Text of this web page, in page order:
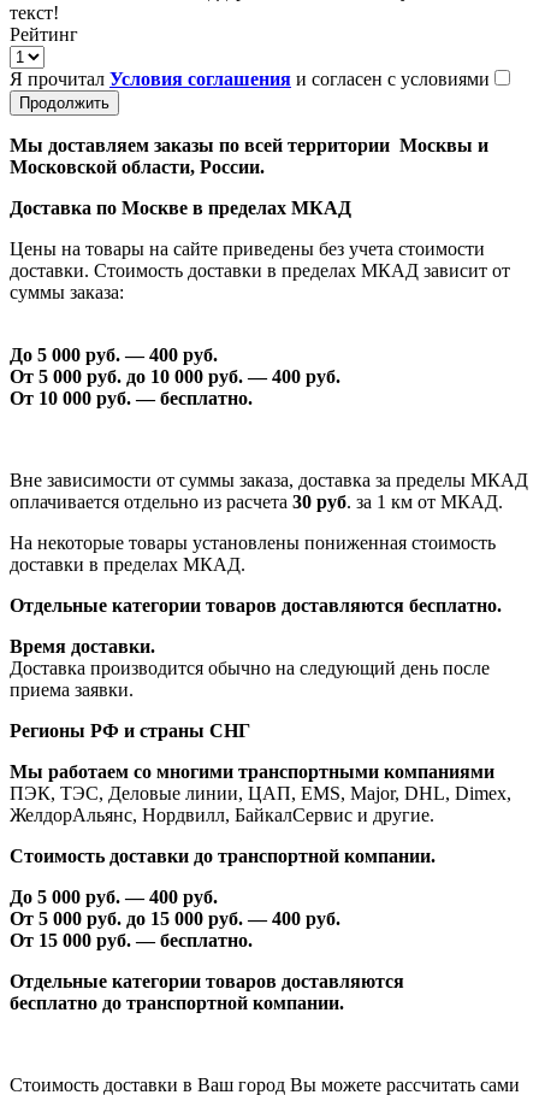
текст!
Рейтинг
Я прочитал Условия соглашения и согласен с условиями
Продолжить
Мы доставляем заказы по всей территории Москвы и
Московской области, России.
Доставка по Москве в пределах МКАД
Цены на товары на сайте приведены без учета стоимости
доставки. Стоимость доставки в пределах МКАД зависит от
суммы заказа:
До 5 000 руб. —400 руб.
От 5 000 руб. до 10 000 руб. —400 руб.
От 10 000 руб. — бесплатно.
Вне зависимости от суммы заказа, доставка за пределы МКАД
оплачивается отдельно из расчета 30 руб. за 1 км от МКАД.
На некоторые товары установлены пониженная стоимость
доставки в пределах МКАД.
Отдельные категории товаров доставляются бесплатно.
Время доставки.
Доставка производится обычно на следующий день после
приема заявки.
Регионы РФ и страны СНГ
Мы работаем со многими транспортными компаниями
ПЭК, ТЭС, Деловые линии, ЦАП, EMS, Major, DHL, Dimex,
ЖелдорАльянс, Нордвилл, БайкалСервис и другие.
Стоимость доставки до транспортной компании.
До 5 000 руб. —400 руб.
От 5 000 руб. до 15 000 руб. —400 руб.
От 15 000 руб. — бесплатно.
Отдельные категории товаров доставляются
бесплатно до транспортной компании.
Стоимость доставки в Ваш город Вы можете рассчитать сами